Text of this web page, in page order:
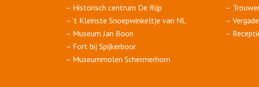
– Historisch centrum De Rijp
– ’t Kleinste Snoepwinkeltje van NL
– Museum Jan Boon
– Fort bij Spijkerboor
– Museummolen Schermerhorn
–
–
–